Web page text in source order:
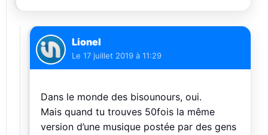
Lionel
Le 17 juillet 2019 à 11:29
Dans le monde des bisounours, oui.
Mais quand tu trouves 50fois la même
version d’une musique postée par des gens